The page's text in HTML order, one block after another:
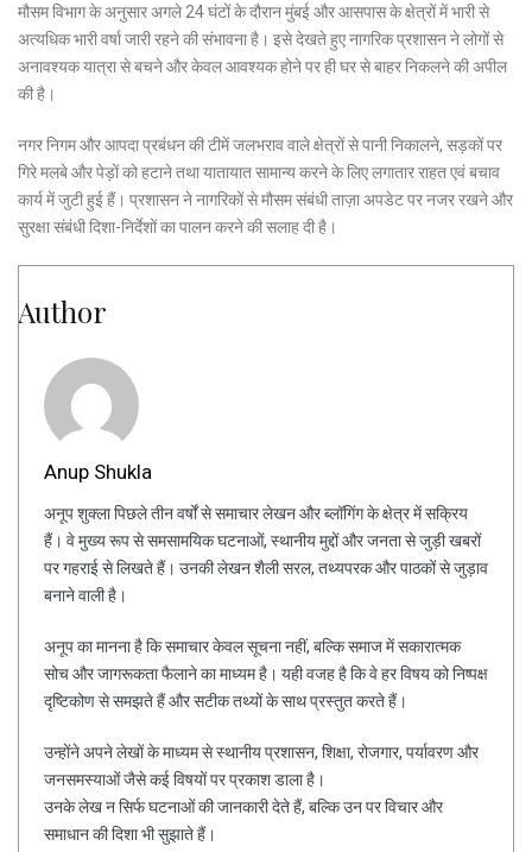
मौसम विभाग के अनुसार अगले 24 घंटों के दौरान मुंबई और आसपास के क्षेत्रों में भारी से
अत्यधिक भारी वर्षा जारी रहने की संभावना है। इसे देखते हुए नागरिक प्रशासन ने लोगों से
अनावश्यक यात्रा से बचने और केवल आवश्यक होने पर ही घर से बाहर निकलने की अपील
की है।
नगर निगम और आपदा प्रबंधन की टीमें जलभराव वाले क्षेत्रों से पानी निकालने, सड़कों पर
गिरे मलबे और पेड़ों को हटाने तथा यातायात सामान्य करने के लिए लगातार राहत एवं बचाव
कार्य में जुटी हुई हैं। प्रशासन ने नागरिकों से मौसम संबंधी ताज़ा अपडेट पर नजर रखने और
सुरक्षा संबंधी दिशा-निर्देशों का पालन करने की सलाह दी है।
Author
Anup Shukla
अनूप शुक्ला पिछले तीन वर्षों से समाचार लेखन और ब्लॉगिंग के क्षेत्र में सक्रिय
हैं। वे मुख्य रूप से समसामयिक घटनाओं, स्थानीय मुद्दों और जनता से जुड़ी खबरों
पर गहराई से लिखते हैं। उनकी लेखन शैली सरल, तथ्यपरक और पाठकों से जुड़ाव
बनाने वाली है।
अनूप का मानना है कि समाचार केवल सूचना नहीं, बल्कि समाज में सकारात्मक
सोच और जागरूकता फैलाने का माध्यम है। यही वजह है कि वे हर विषय को निष्पक्ष
दृष्टिकोण से समझते हैं और सटीक तथ्यों के साथ प्रस्तुत करते हैं।
उन्होंने अपने लेखों के माध्यम से स्थानीय प्रशासन, शिक्षा, रोजगार, पर्यावरण और
जनसमस्याओं जैसे कई विषयों पर प्रकाश डाला है।
उनके लेख न सिर्फ घटनाओं की जानकारी देते हैं, बल्कि उन पर विचार और
समाधान की दिशा भी सुझाते हैं।